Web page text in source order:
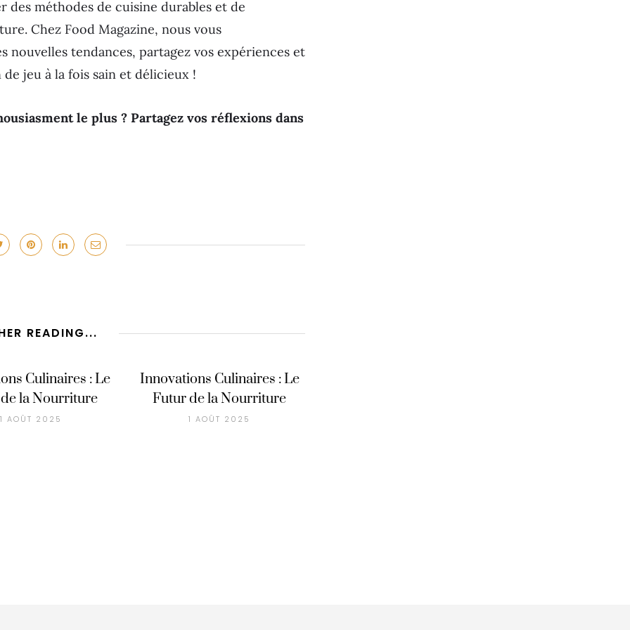
des méthodes de cuisine durables et de
Chez Food Magazine, nous vous
nouvelles tendances, partagez vos expériences et
jeu à la fois sain et délicieux !
le plus ? Partagez vos réflexions dans
READING...
Culinaires : Le
la Nourriture
1 AOÛT 2025
Innovations Culinaires : Le
Futur de la Nourriture
1 AOÛT 2025